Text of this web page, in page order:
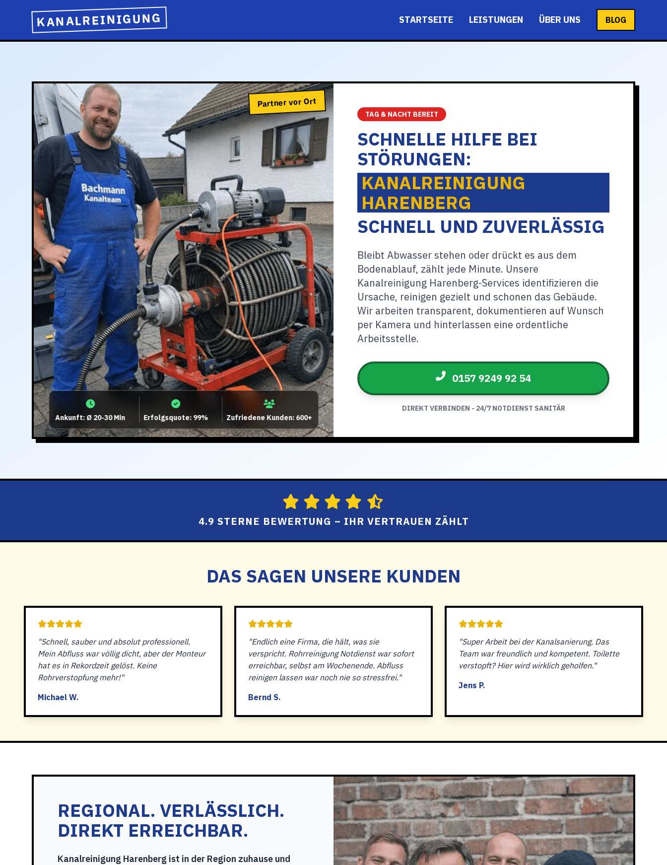
KANALREINIGUNG STARTSEITE LEISTUNGEN ÜBER UNS BLOG
Partner vor Ort
Ankunft: Ø 20-30 Min Erfolgsquote: 99% Zufriedene Kunden: 600+
TAG & NACHT BEREIT
SCHNELLE HILFE BEI
STÖRUNGEN:
KANALREINIGUNG
HARENBERG
SCHNELL UND ZUVERLÄSSIG
Bleibt Abwasser stehen oder drückt es aus dem
Bodenablauf, zählt jede Minute. Unsere
Kanalreinigung Harenberg-Services identifizieren die
Ursache, reinigen gezielt und schonen das Gebäude.
Wir arbeiten transparent, dokumentieren auf Wunsch
per Kamera und hinterlassen eine ordentliche
Arbeitsstelle.
0157 9249 92 54
DIREKT VERBINDEN - 24/7 NOTDIENST SANITÄR
4.9 STERNE BEWERTUNG – IHR VERTRAUEN ZÄHLT
DAS SAGEN UNSERE KUNDEN
"Schnell, sauber und absolut professionell.
Mein Abfluss war völlig dicht, aber der Monteur
hat es in Rekordzeit gelöst. Keine
Rohrverstopfung mehr!"
Michael W.
"Endlich eine Firma, die hält, was sie
verspricht. Rohrreinigung Notdienst war sofort
erreichbar, selbst am Wochenende. Abfluss
reinigen lassen war noch nie so stressfrei."
Bernd S.
"Super Arbeit bei der Kanalsanierung. Das
Team war freundlich und kompetent. Toilette
verstopft? Hier wird wirklich geholfen."
Jens P.
REGIONAL. VERLÄSSLICH.
DIREKT ERREICHBAR.
Kanalreinigung Harenberg ist in der Region zuhause und